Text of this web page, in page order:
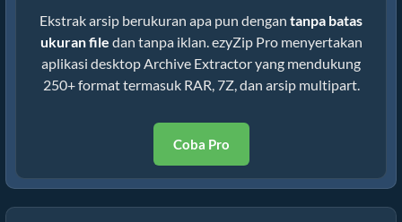
Ekstrak arsip berukuran apa pun dengan tanpa batas
ukuran file dan tanpa iklan. ezyZip Pro menyertakan
aplikasi desktop Archive Extractor yang mendukung
250+ format termasuk RAR, 7Z, dan arsip multipart.
Coba Pro